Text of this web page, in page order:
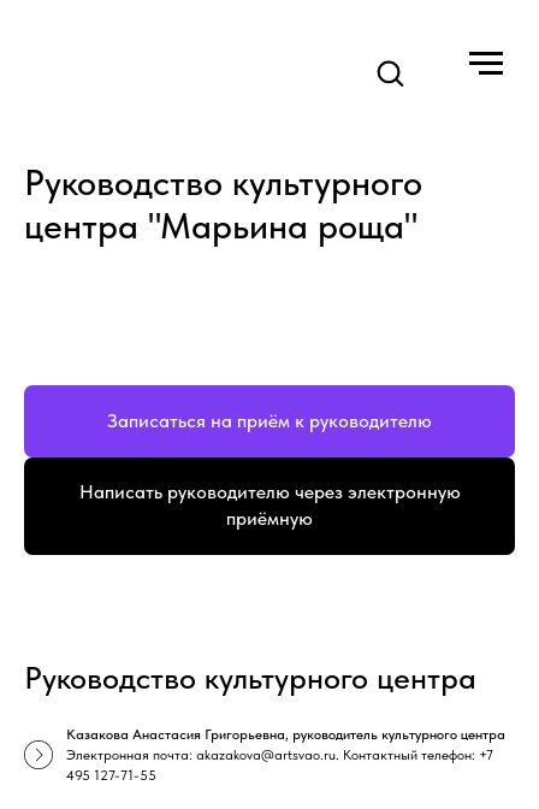
Руководство культурного
центра "Марьина роща"
Записаться на приём к руководителю
Написать руководителю через электронную
приёмную
Руководство культурного центра
Казакова Анастасия Григорьевна, руководитель культурного центра
Электронная почта: akazakova@artsvao.ru. Контактный телефон: +7
495 127-71-55